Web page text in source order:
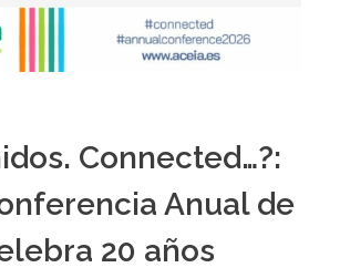
Connected…?:
Anual de
20 años